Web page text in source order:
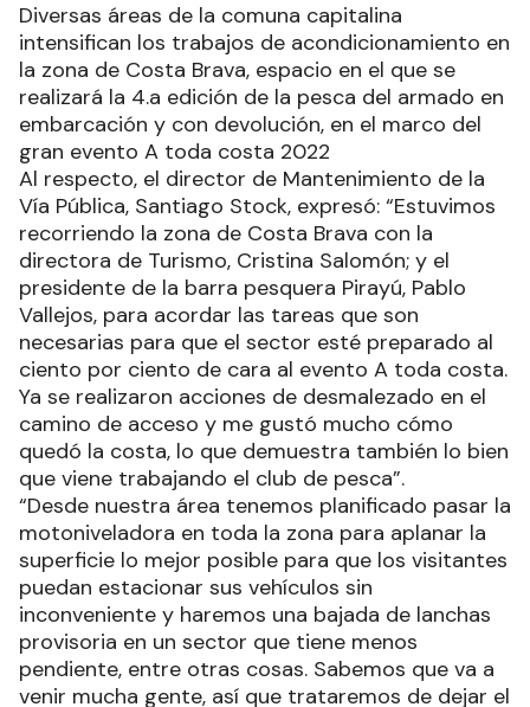
Diversas áreas de la comuna capitalina
intensifican los trabajos de acondicionamiento en
la zona de Costa Brava, espacio en el que se
realizará la 4.a edición de la pesca del armado en
embarcación y con devolución, en el marco del
gran evento A toda costa 2022
Al respecto, el director de Mantenimiento de la
Vía Pública, Santiago Stock, expresó: “Estuvimos
recorriendo la zona de Costa Brava con la
directora de Turismo, Cristina Salomón; y el
presidente de la barra pesquera Pirayú, Pablo
Vallejos, para acordar las tareas que son
necesarias para que el sector esté preparado al
ciento por ciento de cara al evento A toda costa.
Ya se realizaron acciones de desmalezado en el
camino de acceso y me gustó mucho cómo
quedó la costa, lo que demuestra también lo bien
que viene trabajando el club de pesca”.
“Desde nuestra área tenemos planificado pasar la
motoniveladora en toda la zona para aplanar la
superficie lo mejor posible para que los visitantes
puedan estacionar sus vehículos sin
inconveniente y haremos una bajada de lanchas
provisoria en un sector que tiene menos
pendiente, entre otras cosas. Sabemos que va a
venir mucha gente, así que trataremos de dejar el